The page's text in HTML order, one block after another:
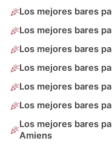
Los mejores bares
Los mejores bares
Los mejores bares
Los mejores bares
Los mejores bares
Los mejores bares
Los mejores bares
Amiens